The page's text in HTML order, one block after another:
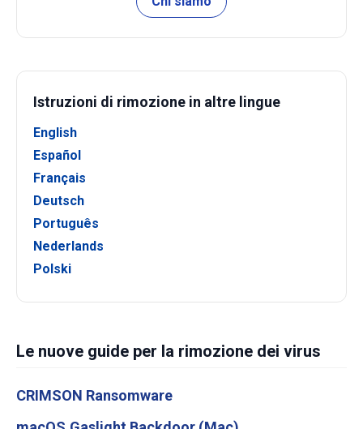
Istruzioni di rimozione in altre lingue
English
Español
Français
Deutsch
Português
Nederlands
Polski
Le nuove guide per la rimozione dei virus
CRIMSON Ransomware